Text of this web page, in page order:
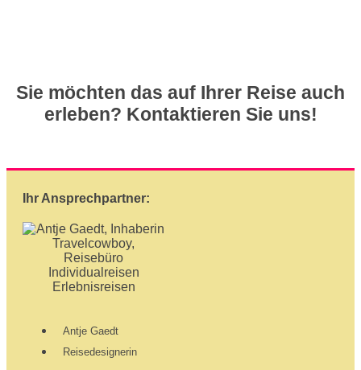
Sie möchten das auf Ihrer Reise auch
erleben? Kontaktieren Sie uns!
Ihr Ansprechpartner:
Antje Gaedt
Reisedesignerin